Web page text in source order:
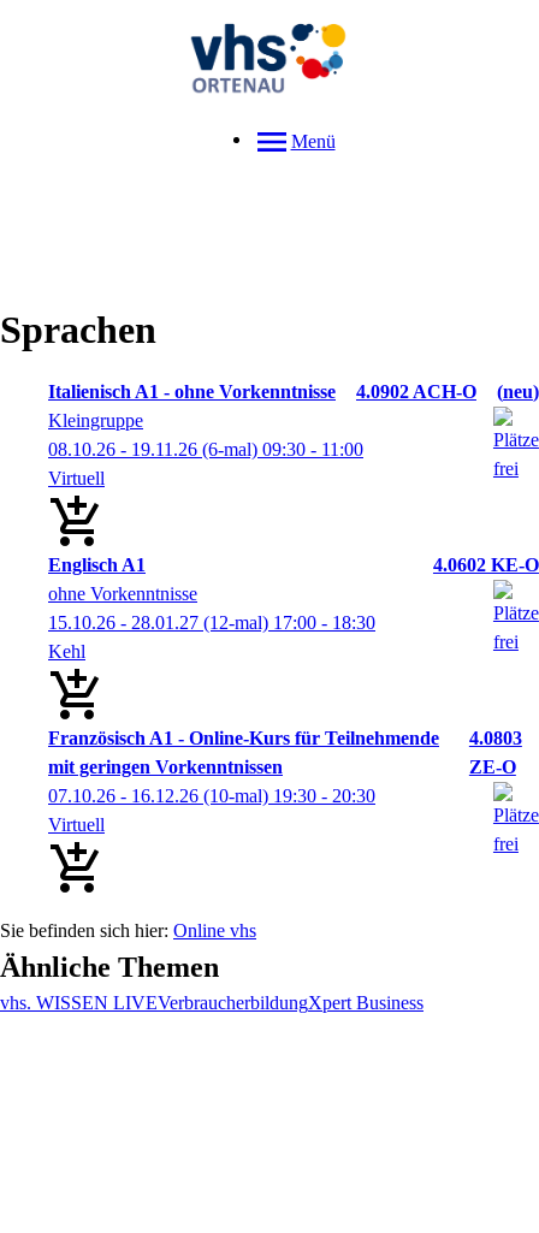
Menü
Sprachen
Italienisch A1 - ohne Vorkenntnisse 4.0902 ACH-O
neu
Kleingruppe
08.10.26 - 19.11.26 (6-mal) 09:30 - 11:00
Virtuell
Englisch A1
4.0602 KE-O
ohne Vorkenntnisse
15.10.26 - 28.01.27 (12-mal) 17:00 - 18:30
Kehl
Französisch A1 - Online-Kurs für Teilnehmende
mit geringen Vorkenntnissen
4.0803
ZE-O
07.10.26 - 16.12.26 (10-mal) 19:30 - 20:30
Virtuell
Online vhs
Ähnliche Themen
vhs. WISSEN LIVEVerbraucherbildungXpert Business